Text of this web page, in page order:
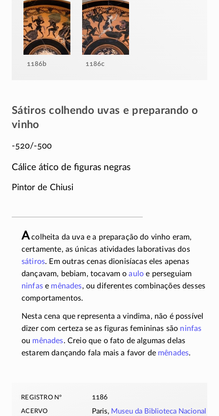
1186b 1186c
Sátiros colhendo uvas e preparando o
vinho
-520/-500
Cálice ático de figuras negras
Pintor de Chiusi
Acolheita da uva e a preparação do vinho eram,
certamente, as únicas atividades laborativas dos
sátiros. Em outras cenas dionisíacas eles apenas
dançavam, bebiam, tocavam oaulo e perseguiam
ninfase mênades, ou diferentes combinações desses
comportamentos.
Nesta cena que representa a vindima, não é possível
dizer com certeza se as figuras femininas são ninfas
ou mênades. Creio que o fato de algumas delas
estarem dançando fala mais a favor de mênades.
registro nº 1186
acervo Paris, Museu da Biblioteca Nacional